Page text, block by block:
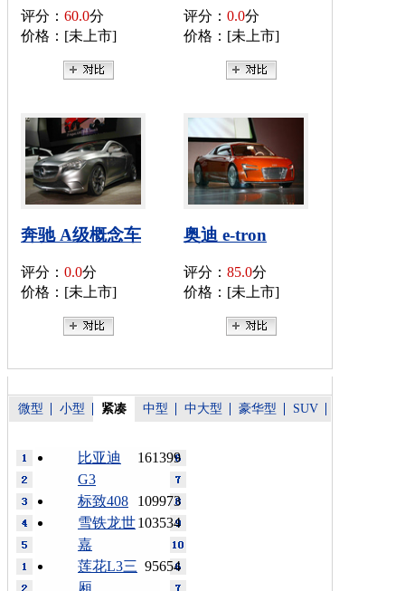
评分： 60.0分
价格：[未上市]
评分： 0.0分
价格：[未上市]
奔驰 A级概念车
评分： 0.0分
价格：[未上市]
奥迪 e-tron
评分： 85.0分
价格：[未上市]
微型 小型 紧凑 中型 中大型 豪华型 SUV
161399
比亚迪
G3
109973
标致408
103534
雪铁龙世
嘉
95654
莲花L3三